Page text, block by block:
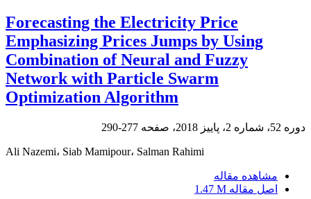
Forecasting the Electricity Price
Emphasizing Prices Jumps by Using
Combination of Neural and Fuzzy
Network with Particle Swarm
Optimization Algorithm
دوره 52، شماره 2، پاییز 2018، صفحه 277-290
Ali Nazemi، Siab Mamipour، Salman Rahimi
مشاهده مقاله
اصل مقاله 1.47 M